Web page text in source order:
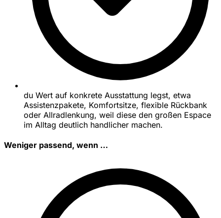
du Wert auf konkrete Ausstattung legst, etwa
Assistenzpakete, Komfortsitze, flexible Rückbank
oder Allradlenkung, weil diese den großen Espace
im Alltag deutlich handlicher machen.
Weniger passend, wenn …